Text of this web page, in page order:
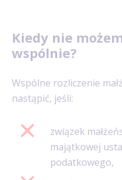
Kiedy nie
wspólnie?
Wspólne rozliczenie
nastąpić, jeśli:
związek
majątkowej
podatkowego,